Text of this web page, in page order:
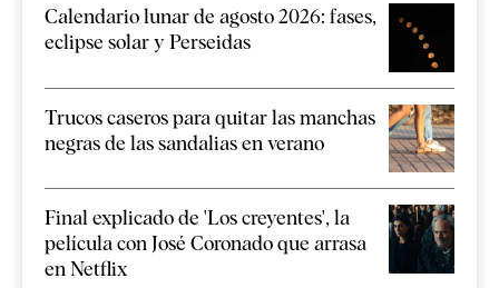
Calendario lunar de agosto 2026: fases,
eclipse solar y Perseidas
Trucos caseros para quitar las manchas
negras de las sandalias en verano
Final explicado de 'Los creyentes', la
película con José Coronado que arrasa
en Netflix